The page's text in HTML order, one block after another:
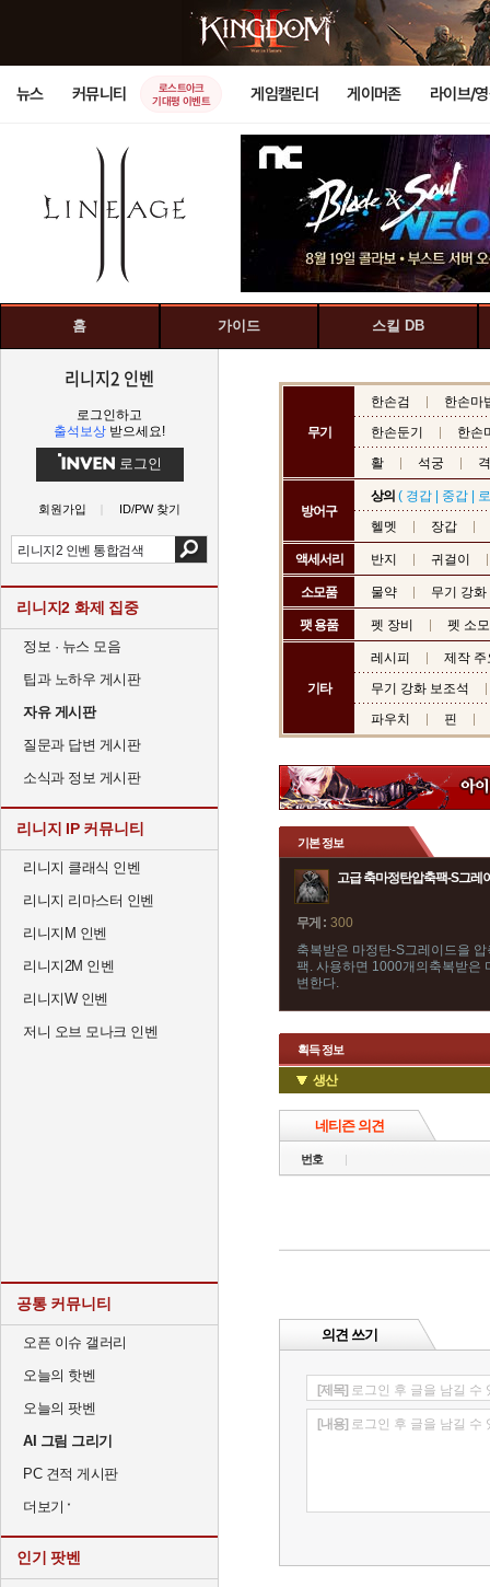
뉴스 커뮤니티
로스트아크
기대평 이벤트
게임캘린더 게이머존 라이브/
홈 가이드 스킬 DB
리니지2 인벤
로그인하고
출석보상 받으세요!
로그인
회원가입 ID/PW 찾기
리니지2 화제 집중
정보 · 뉴스 모음
팁과 노하우 게시판
자유 게시판
질문과 답변 게시판
소식과 정보 게시판
리니지 IP 커뮤니티
리니지 클래식 인벤
리니지 리마스터 인벤
리니지M 인벤
리니지2M 인벤
리니지W 인벤
저니 오브 모나크 인벤
공통 커뮤니티
오픈 이슈 갤러리
오늘의 핫벤
오늘의 팟벤
AI 그림 그리기
PC 견적 게시판
더보기
인기 팟벤
무기
한손검
한손마
한손둔기
한손
활
석궁
방어구
상의 ( 경갑 중갑
헬멧
장갑
액세서리 반지 귀걸이
소모품 물약 무기 강
팻 용품 펫 장비 펫 소
기타
레시피
제작 주
무기 강화 보조석
파우치
핀
기본 정보
고급 축마정탄압축팩-S그레
무게 : 300
축복받은 마정탄-S그레이드을
팩. 사용하면 1000개의축복받은
변한다.
획득 정보
생산
네티즌 의견
번호
의견 쓰기
[제목] 로그인 후 글을 남길 수
[내용] 로그인 후 글을 남길 수